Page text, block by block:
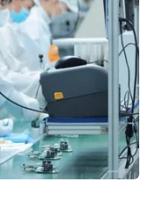
đưa ra quyết định
nhập NATO hay
một năm để